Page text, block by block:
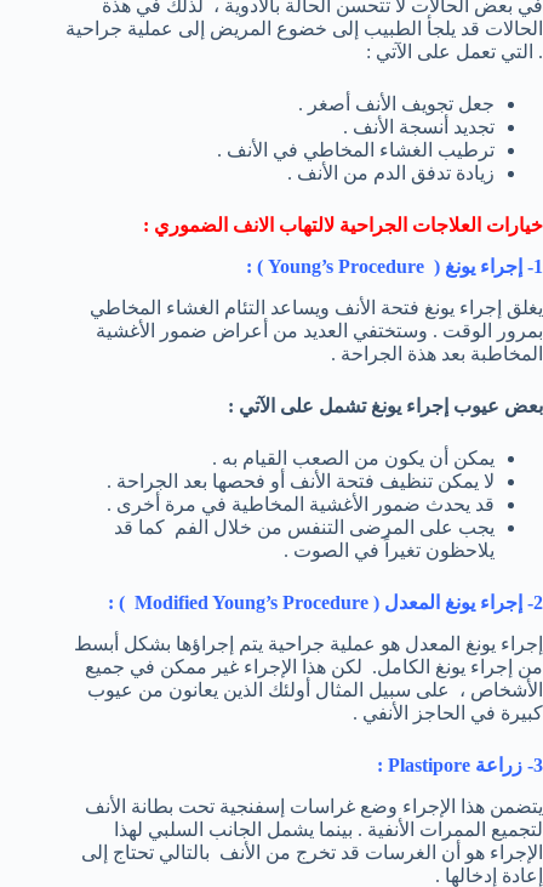
في بعض الحالات لا تتحسن الحالة بالأدوية ، لذلك في هذة
الحالات قد يلجأ الطبيب إلى خضوع المريض إلى عملية جراحية
. التي تعمل على الآتي :
جعل تجويف الأنف أصغر .
تجديد أنسجة الأنف .
ترطيب الغشاء المخاطي في الأنف .
زيادة تدفق الدم من الأنف .
خيارات العلاجات الجراحية لالتهاب الانف الضموري :
1- إجراء يونغ (
Young’s Procedure
) :
يغلق إجراء يونغ فتحة الأنف ويساعد التئام الغشاء المخاطي
بمرور الوقت . وستختفي العديد من أعراض ضمور الأغشية
المخاطبة بعد هذة الجراحة .
بعض عيوب إجراء يونغ تشمل على الآتي :
يمكن أن يكون من الصعب القيام به .
لا يمكن تنظيف فتحة الأنف أو فحصها بعد الجراحة .
قد يحدث ضمور الأغشية المخاطية في مرة أخرى .
يجب على المرضى التنفس من خلال الفم كما قد
يلاحظون تغيراً في الصوت .
2- إجراء يونغ المعدل ( Modified Young’s Procedure
) :
إجراء يونغ المعدل هو عملية جراحية يتم إجراؤها بشكل أبسط
من إجراء يونغ الكامل. لكن هذا الإجراء غير ممكن في جميع
الأشخاص ، على سبيل المثال أولئك الذين يعانون من عيوب
كبيرة في الحاجز الأنفي .
3- زراعة Plastipore
:
يتضمن هذا الإجراء وضع غراسات إسفنجية تحت بطانة الأنف
لتجميع الممرات الأنفية . بينما يشمل الجانب السلبي لهذا
الإجراء هو أن الغرسات قد تخرج من الأنف بالتالي تحتاج إلى
إعادة إدخالها .